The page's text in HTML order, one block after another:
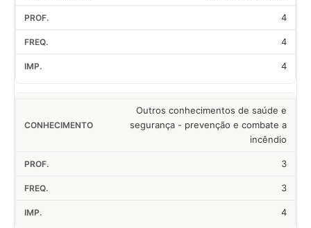
4
4
4
Outros conhecimentos de saúde e
segurança - prevenção e combate a
incêndio
3
3
4